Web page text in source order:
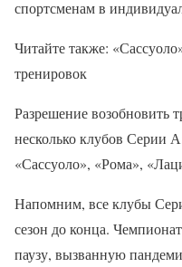
спортсменам в
Читайте также:
тренировок
Разрешение возобновить
несколько клубов
«Сассуоло», «Рома»,
Напомним, все клубы
сезон до конца.
паузу, вызванную